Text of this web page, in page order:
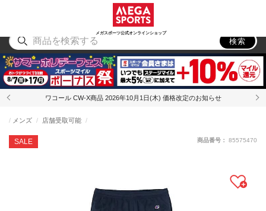
メガスポーツ公式オンラインショップ
アウトドア
検索
ワコール CW-X商品 2026年10月1日(木) 価格改定のお知らせ
SALE
メンズ 店舗受取可能
商品番号： 85575470